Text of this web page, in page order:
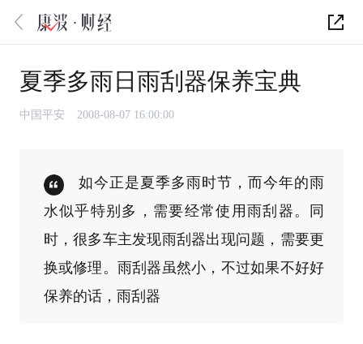
夏季多雨日雨刮器保养宝典
中国平安 2008-08-07 16:00:00
如今正是夏季多雨时节，而今年的雨
水似乎特别多，需要经常使用雨刮器。同
时，很多车主发现雨刮器出现问题，需要更
换或修理。雨刮器虽然小，不过如果不好好
保养的话，雨刮器